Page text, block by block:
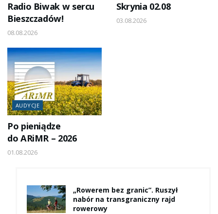
Radio Biwak w sercu
Bieszczadów!
08.08.2026
Skrynia 02.08
03.08.2026
AUDYCJE
Po pieniądze
do ARiMR – 2026
01.08.2026
„Rowerem bez granic”. Ruszył
nabór na transgraniczny rajd
rowerowy